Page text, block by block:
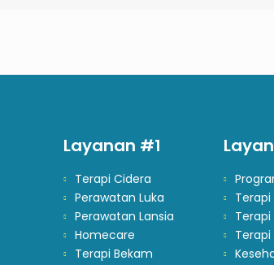
Layanan #1
Terapi Cidera
Perawatan Luka
Perawatan Lansia
Homecare
Terapi Bekam
Terapi
Terapi
Terapi